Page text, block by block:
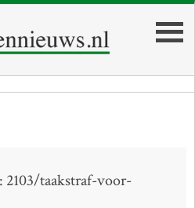
2103/taakstraf-voor-